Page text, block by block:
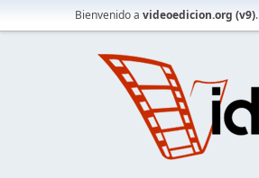
Bienvenido a videoedicion.org (v9).